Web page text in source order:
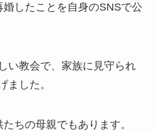
したことを自身のSNSで公
い教会で、家族に見守られ
ました。
ちの母親でもあります。